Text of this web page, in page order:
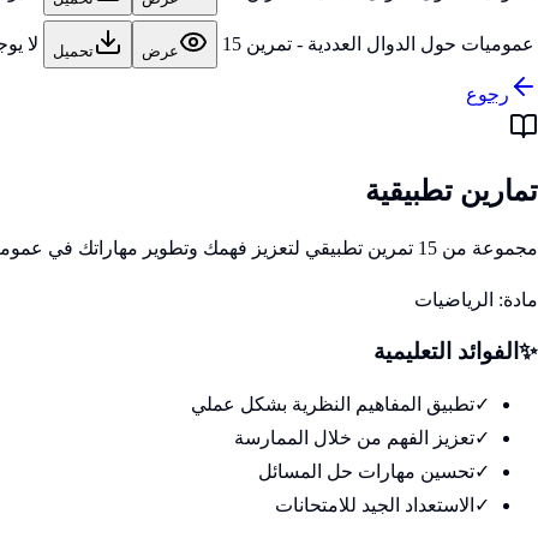
عموميات حول الدوال العددية - تمرين 15 عرض تحميل لا
رجوع
تمارين تطبيقية
مجموعة من 15 تمرين تطبيقي لتعزيز فهمك وتطوير مهاراتك في عموميات حول الدوال العددية
مادة: الرياضيات
✨ الفوائد التعليمية
✓تطبيق المفاهيم النظرية بشكل عملي
✓تعزيز الفهم من خلال الممارسة
✓تحسين مهارات حل المسائل
✓ الاستعداد الجيد للامتحانات